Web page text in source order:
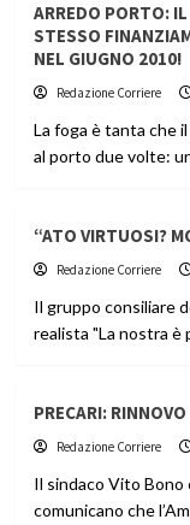
ARREDO PORTO:
STESSO
NEL GIUGNO 2010!
Redazione Corriere
La foga è tanta che
al porto due volte:
“ATO VIRTUOSI?
Redazione Corriere
Il gruppo consiliare
realista "La nostra è
PRECARI:
Redazione Corriere
Il sindaco Vito Bono
comunicano che